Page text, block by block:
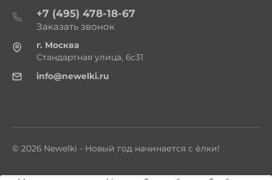
+7 (495) 478-18-67
Заказать звонок
г. Москва
Стандартная улица, 6с31
info@newelki.ru
© 2026 Newelki - Новый год начинается с ёлки!